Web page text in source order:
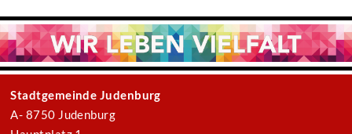
Stadtgemeinde Judenburg
A- 8750 Judenburg